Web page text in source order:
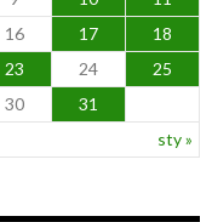
sty »
16 17
18
23 24
25
30 31